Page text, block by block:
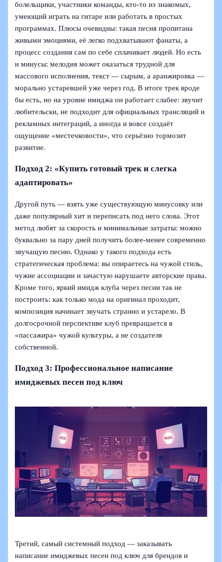
болельщики, участники команды, кто-то из знакомых,
умеющий играть на гитаре или работать в простых
программах. Плюсы очевидны: такая песня пропитана
живыми эмоциями, её легко подхватывают фанаты, а
процесс создания сам по себе сплачивает людей. Но есть
и минусы: мелодия может оказаться трудной для
массового исполнения, текст — сырым, а аранжировка —
морально устаревшей уже через год. В итоге трек вроде
бы есть, но на уровне имиджа он работает слабее: звучит
любительски, не подходит для официальных трансляций и
рекламных интеграций, а иногда и вовсе создаёт
ощущение «местечковости», что серьёзно тормозит
развитие.
Подход 2: «Купить готовый трек и слегка
адаптировать»
Другой путь — взять уже существующую минусовку или
даже популярный хит и переписать под него слова. Этот
метод любят за скорость и минимальные затраты: можно
буквально за пару дней получить более-менее современно
звучащую песню. Однако у такого подхода есть
стратегическая проблема: вы опираетесь на чужой стиль,
чужие ассоциации и зачастую нарушаете авторские права.
Кроме того, яркий имидж клуба через песни так не
построить: как только мода на оригинал проходит,
композиция начинает звучать странно и устарело. В
долгосрочной перспективе клуб превращается в
«пассажира» чужой культуры, а не создателя
собственной.
Подход 3: Профессиональное написание
имиджевых песен под ключ
Третий, самый системный подход — заказывать
написание имиджевых песен под ключ для брендов и